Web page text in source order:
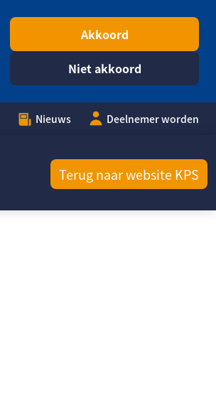
Akkoord
Niet akkoord
Nieuws Deelnemer worden
Terug naar website KPS